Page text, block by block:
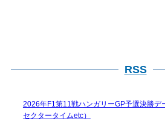
RSS
2026年F1第11戦ハンガリーGP予選決勝デ
セクタータイムetc）